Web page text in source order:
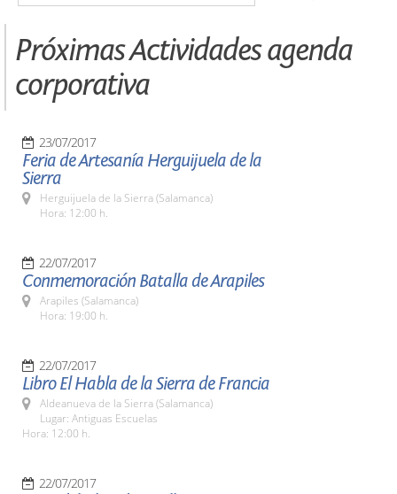
Próximas Actividades agenda
corporativa
23/07/2017
Feria de Artesanía Herguijuela de la
Sierra
Herguijuela de la Sierra (Salamanca)
Hora: 12:00 h.
22/07/2017
Conmemoración Batalla de Arapiles
Arapiles (Salamanca)
Hora: 19:00 h.
22/07/2017
Libro El Habla de la Sierra de Francia
Aldeanueva de la Sierra (Salamanca)
Lugar: Antiguas Escuelas
Hora: 12:00 h.
22/07/2017